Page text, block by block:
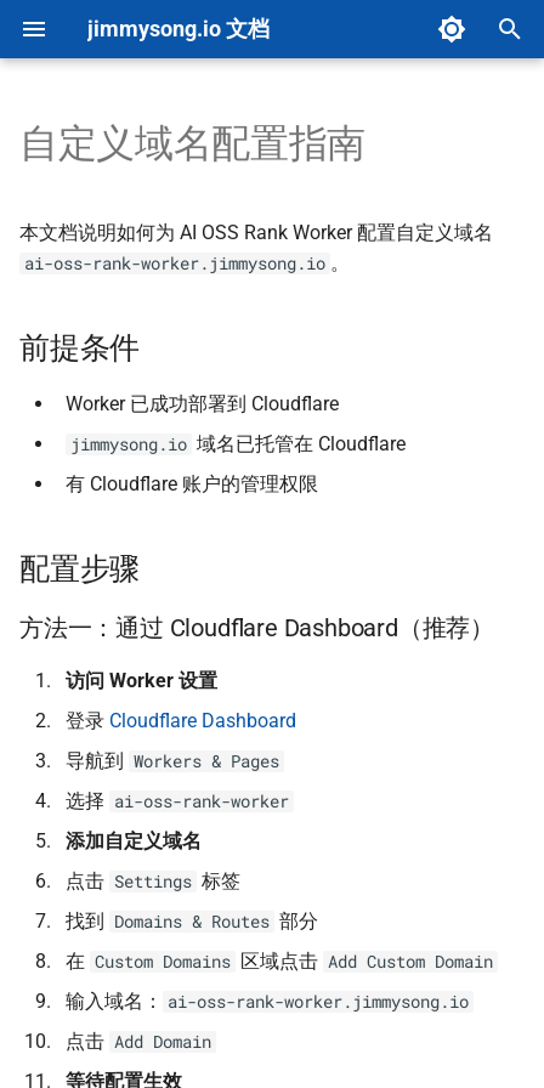
jimmysong.io 文档
入
以
索
文档首页
快速开始
内容创建
内容类型指南
Front Matter CMS
AI 资源指南
Marp 幻灯片创作
总览
B 站视频
子页面列表
思维导图全屏
本地 Marp 幻灯片嵌入
内容分析 仪表板
自动化
图片优化
液态玻璃风格
术语表单页
高级功能
章节卡片
播客节目栏
自定义 SVG 图标
自定义图标用法
首页滚动动画
AI 原生全景图评分
AI 评分驱动架构
环境设置
架构概览
Cloudflare Pages 构建优化
Hugo 缓存策略
Cloudflare Tunnel
横幅生成工具
文档自动化
文档维护
贡献指南
资源状态组件用法
资源状态组件测试
幻灯片生成
幻灯片图片优化
总览
环境配置
向量问题排查与删除
目录递归处理
Markdown 向量映射
标题字典结构
语言流程时序图
迁移再索引报告
Qwen Embedding 说明
外部配置实现
Makefile RAG 更新
在线唯一真源模式
页面上下文支持
系统更新
详细算法
文档同步
集成完成
前提条件
配置步骤
API
DNS 记录
故障排除
域名无法访问
CORS 错误
前端配置
注意事项
相关文档
Cron 任务修复
500+ 项目扩展配置
升级总结
图片上传
upload-images 默认行为
Markdown 头尾处理
OSS 页面文档
配置参考
Makefile 指南
故障排除
更新日志
Mermaid 示例
Git 图表
OSS 指南
累积布局偏移优化
性能优化
无障碍优化
AI 决策栏测试
AI 评分驱动测试
自定义域名配置指南
本文档说明如何为 AI OSS Rank Worker 配置自定义域名
ai-oss-rank-worker.jimmysong.io 。
前提条件
Worker 已成功部署到 Cloudflare
jimmysong.io 域名已托管在 Cloudflare
有 Cloudflare 账户的管理权限
配置步骤
方法一：通过 Cloudflare Dashboard（推荐）
访问 Worker 设置
登录 Cloudflare Dashboard
导航到 Workers & Pages
选择 ai-oss-rank-worker
添加自定义域名
点击 Settings 标签
找到 Domains & Routes 部分
在 Custom Domains 区域点击 Add Custom Domain
输入域名： ai-oss-rank-worker.jimmysong.io
点击 Add Domain
等待配置生效